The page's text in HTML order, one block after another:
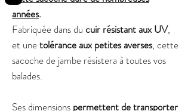
années.
Fabriquée dans du cuir résistant aux UV,
et unetolérance aux petites averses, cette
sacoche de jambe résistera à toutes vos
balades.
Ses dimensions permettent de transporter